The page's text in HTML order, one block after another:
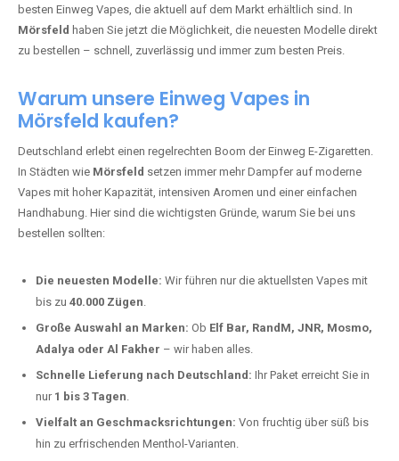
besten Einweg Vapes, die aktuell auf dem Markt erhältlich sind. In
Mörsfeld haben Sie jetzt die Möglichkeit, die neuesten Modelle direkt
zu bestellen – schnell, zuverlässig und immer zum besten Preis.
Warum unsere Einweg Vapes in
Mörsfeld kaufen?
Deutschland erlebt einen regelrechten Boom der Einweg E-Zigaretten.
In Städten wie Mörsfeld setzen immer mehr Dampfer auf moderne
Vapes mit hoher Kapazität, intensiven Aromen und einer einfachen
Handhabung. Hier sind die wichtigsten Gründe, warum Sie bei uns
bestellen sollten:
Die neuesten Modelle: Wir führen nur die aktuellsten Vapes mit
bis zu 40.000 Zügen
Große Auswahl an Marken: Ob Elf Bar, RandM, JNR, Mosmo,
Adalya oder Al Fakher – wir haben alles.
Schnelle Lieferung nach Deutschland: Ihr Paket erreicht Sie in
nur 1 bis 3 Tagen
Vielfalt an Geschmacksrichtungen: Von fruchtig über süß bis
hin zu erfrischenden Menthol-Varianten.